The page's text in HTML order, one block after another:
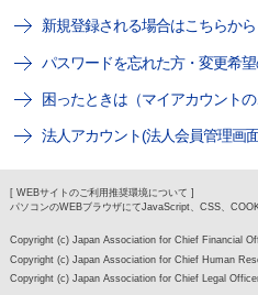
新規登録される場合はこちらから
パスワードを忘れた方・変更希
困ったときは（マイアカウントの
法人アカウント(法人会員管理画
[ WEBサイトのご利用推奨環境について ]
パソコンのWEBブラウザにてJavaScript、CSS、
Copyright (c) Japan Association for Chief Financial
Copyright (c) Japan Association for Chief Human
Copyright (c) Japan Association for Chief Legal